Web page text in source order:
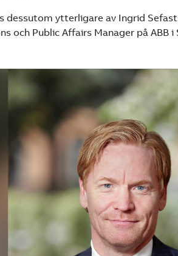
dessutom ytterligare av Ingrid
och Public Affairs Manager på ABB i